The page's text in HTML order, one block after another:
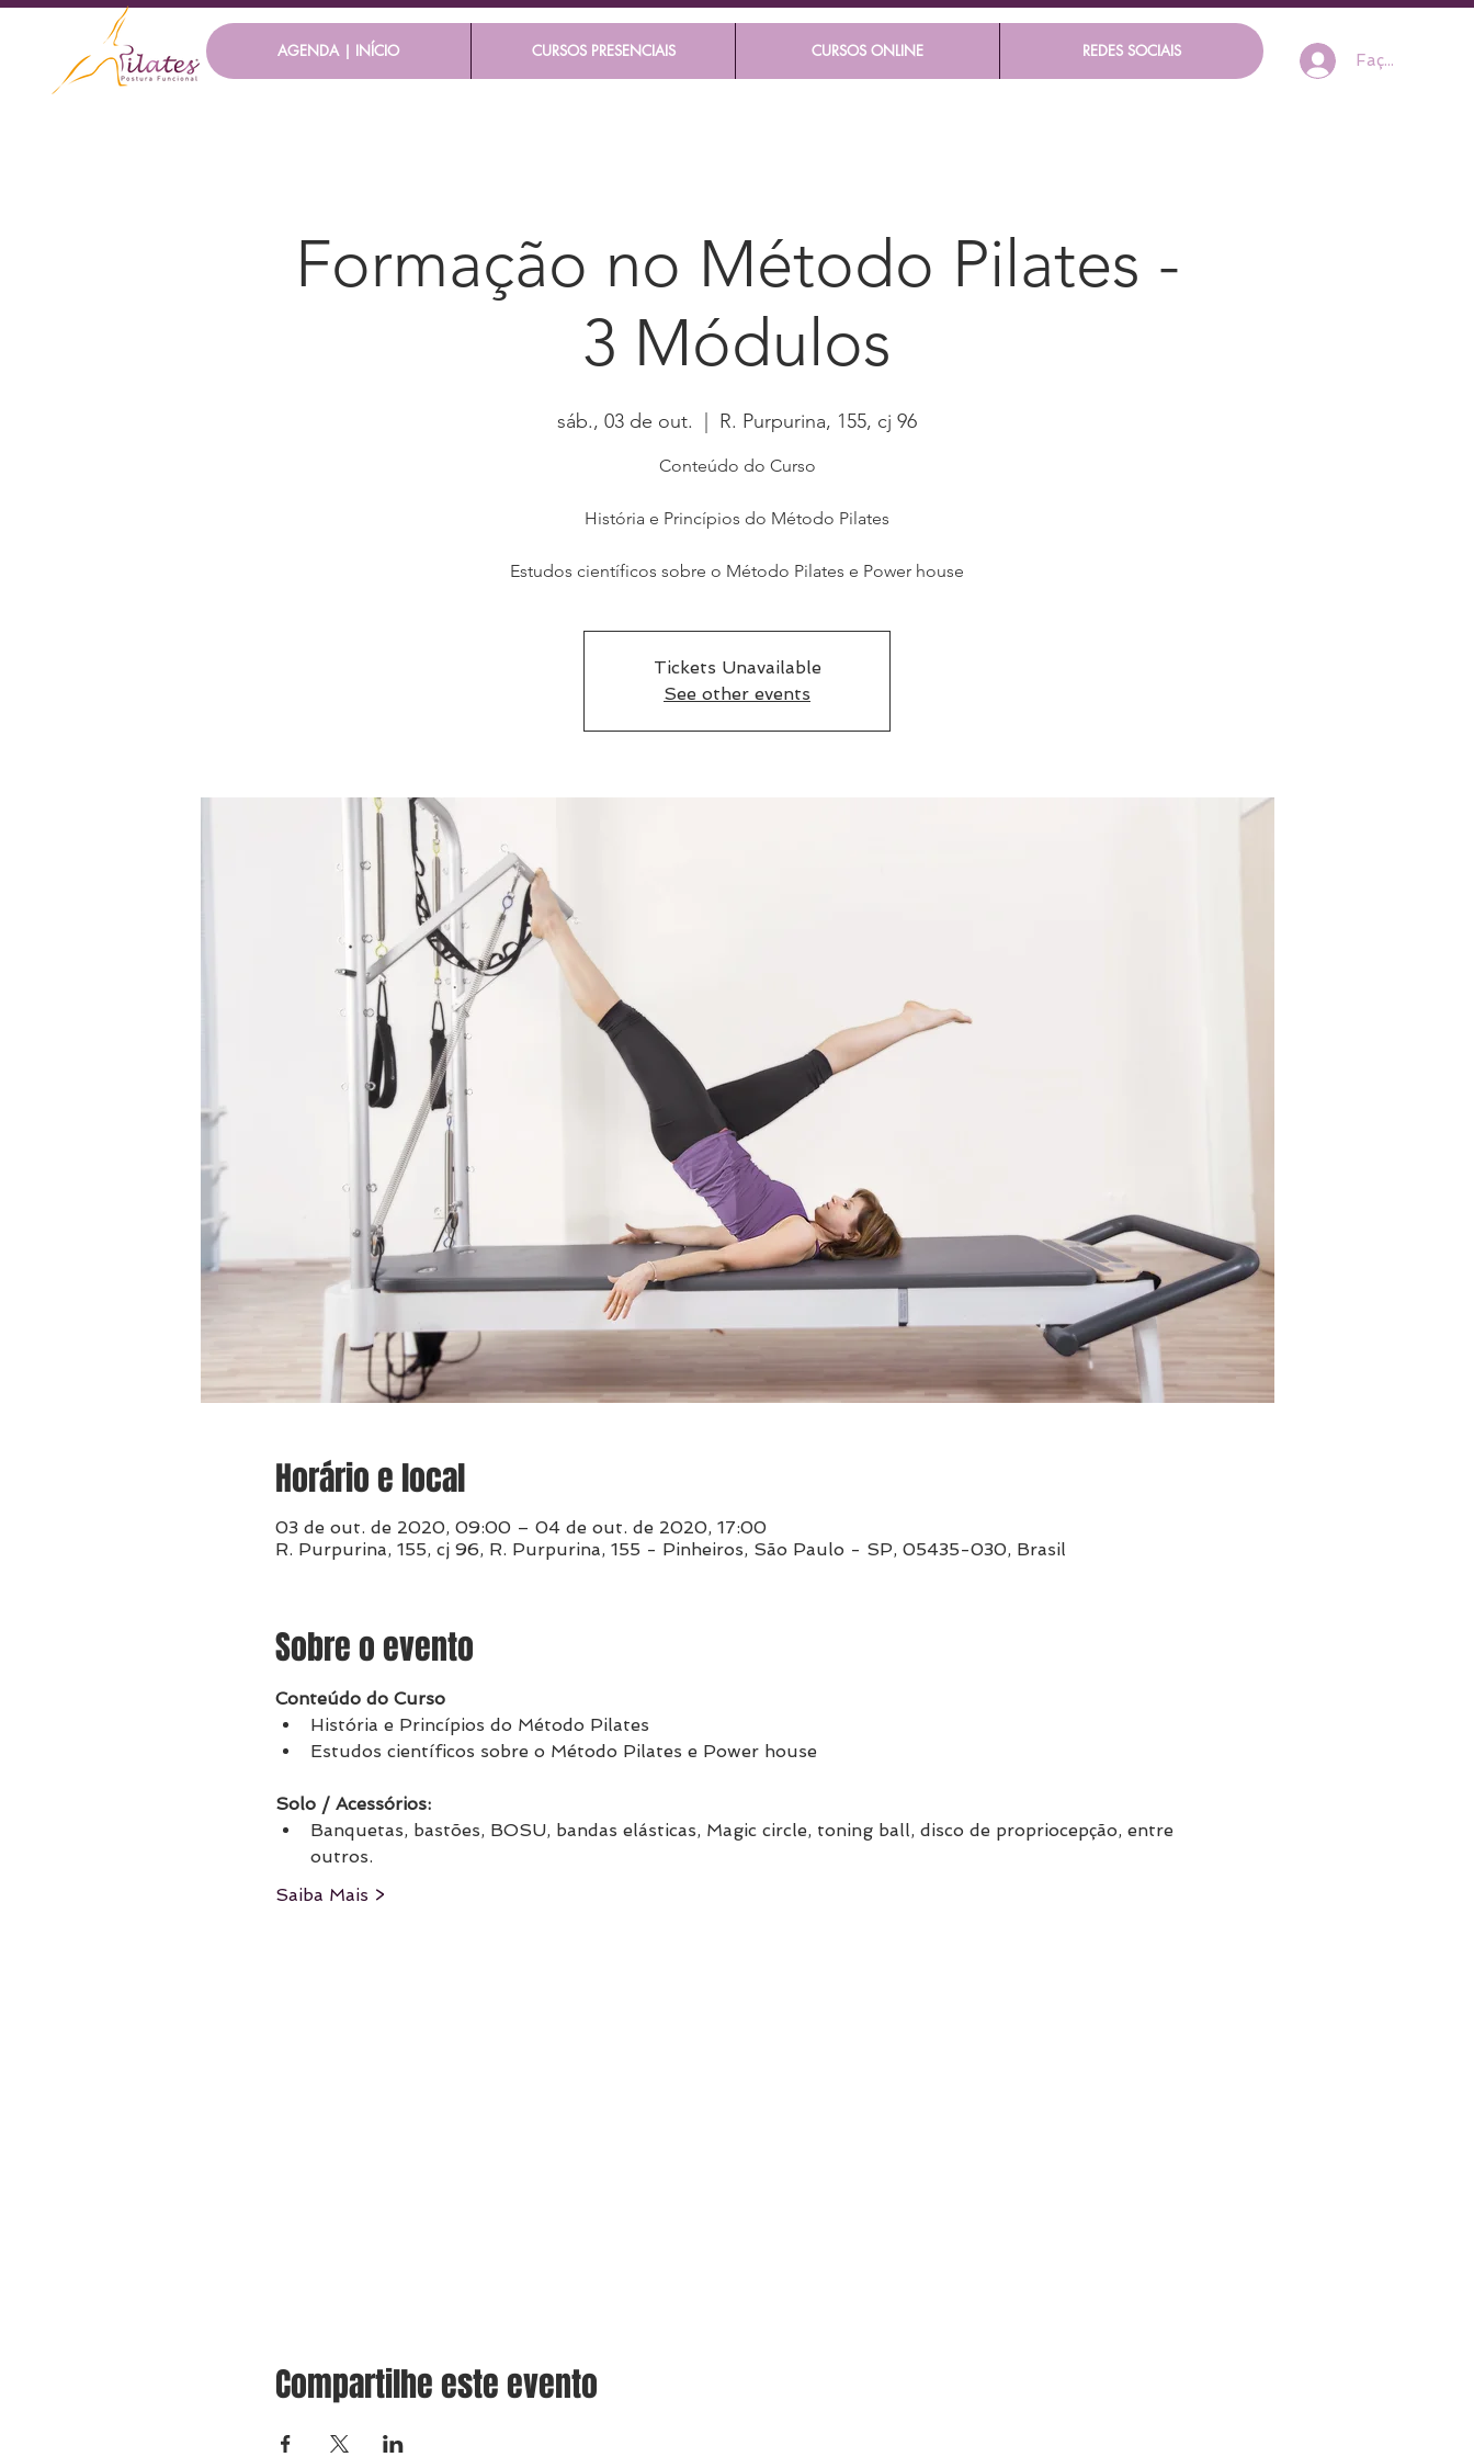
AGENDA | INÍCIO CURSOS PRESENCIAIS CURSOS ONLINE REDES SOCIAIS Faça seu Log
Formação no Método Pilates -
3 Módulos
sáb., 03 de out. R. Purpurina, 155, cj 96
Conteúdo do Curso
História e Princípios do Método Pilates
Tickets Unavailable
See other events
Horário e local
03 de out. de 2020, 09:00 – 04 de out. de 2020, 17:00
R. Purpurina, 155, cj 96, R. Purpurina, 155 - Pinheiros, São Paulo - SP, 05435-030, Brasil
Sobre o evento
Conteúdo do Curso​
História e Princípios do Método Pilates
Estudos científicos sobre o Método Pilates e Power house
Solo / Acessórios:​
Banquetas, bastões, BOSU, bandas elásticas, Magic circle, toning ball, disco de propriocepção, entre
outros.
Saiba Mais >
Compartilhe este evento